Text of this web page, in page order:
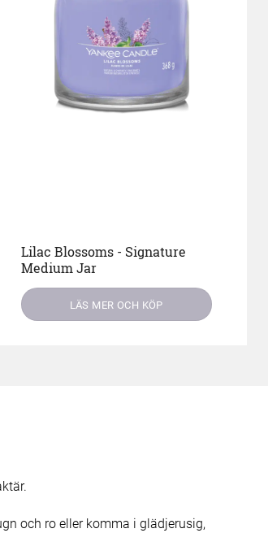
Lilac Blossoms - Signature
Medium Jar
LÄS MER OCH KÖP
och ro eller komma i glädjerusig,